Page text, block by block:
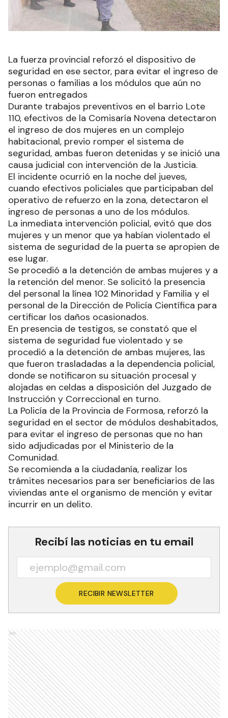
La fuerza provincial reforzó el dispositivo de
seguridad en ese sector, para evitar el ingreso de
personas o familias a los módulos que aún no
fueron entregados
Durante trabajos preventivos en el barrio Lote
110, efectivos de la Comisaría Novena detectaron
el ingreso de dos mujeres en un complejo
habitacional, previo romper el sistema de
seguridad, ambas fueron detenidas y se inició una
causa judicial con intervención de la Justicia.
El incidente ocurrió en la noche del jueves,
cuando efectivos policiales que participaban del
operativo de refuerzo en la zona, detectaron el
ingreso de personas a uno de los módulos.
La inmediata intervención policial, evitó que dos
mujeres y un menor que ya habían violentado el
sistema de seguridad de la puerta se apropien de
ese lugar.
Se procedió a la detención de ambas mujeres y a
la retención del menor. Se solicitó la presencia
del personal la línea 102 Minoridad y Familia y el
personal de la Dirección de Policía Científica para
certificar los daños ocasionados.
En presencia de testigos, se constató que el
sistema de seguridad fue violentado y se
procedió a la detención de ambas mujeres, las
que fueron trasladadas a la dependencia policial,
donde se notificaron su situación procesal y
alojadas en celdas a disposición del Juzgado de
Instrucción y Correccional en turno.
La Policía de la Provincia de Formosa, reforzó la
seguridad en el sector de módulos deshabitados,
para evitar el ingreso de personas que no han
sido adjudicadas por el Ministerio de la
Comunidad.
Se recomienda a la ciudadanía, realizar los
trámites necesarios para ser beneficiarios de las
viviendas ante el organismo de mención y evitar
incurrir en un delito.
Recibí las noticias en tu email
RECIBIR NEWSLETTER
Ads